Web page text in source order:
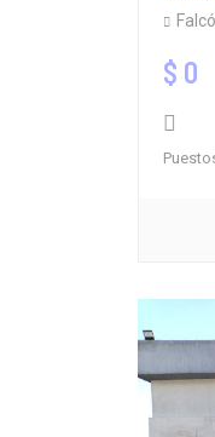
$ 0